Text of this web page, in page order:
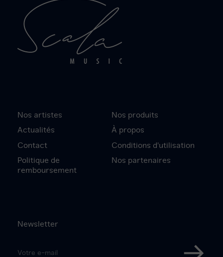
Nos artistes
Nos produits
Actualités
À propos
Contact
Conditions d'utilisation
Politique de
remboursement
Nos partenaires
Newsletter